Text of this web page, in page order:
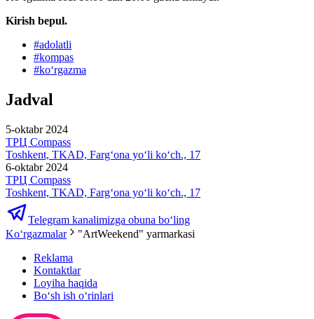
Kirish bepul.
#adolatli
#kompas
#koʻrgazma
Jadval
5-oktabr 2024
ТРЦ Compass
Toshkent, TKAD, Farg‘ona yo‘li ko‘ch., 17
6-oktabr 2024
ТРЦ Compass
Toshkent, TKAD, Farg‘ona yo‘li ko‘ch., 17
Telegram kanalimizga obuna bo‘ling
Ko‘rgazmalar
"ArtWeekend" yarmarkasi
Reklama
Kontaktlar
Loyiha haqida
Bo‘sh ish o‘rinlari